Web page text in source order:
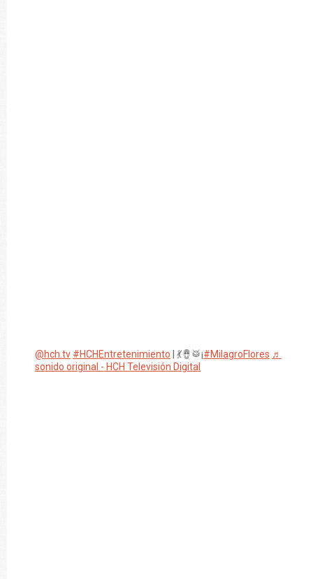
@hch.tv #HCHEntretenimiento | 💃🪘🥁¡#MilagroFlores ♬
sonido original - HCH Televisión Digital